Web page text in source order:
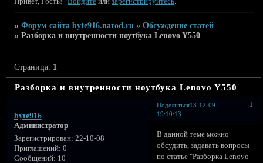
»Форум сайта byte916.narod.ru »Обсуждение статей
»Разборка и внутренности ноутбука Lenovo Y550
Разборка и внутренности ноутбука Lenovo Y550
Страница: 1
Поделиться 1
13-12-09
19:10:13
byte916
Администратор
Зарегистрирован: 22-10-08
Приглашений: 0
Сообщений: 10
В данной теме можно
обсудить, задавать вопросы
по статье "Разборка Lenovo